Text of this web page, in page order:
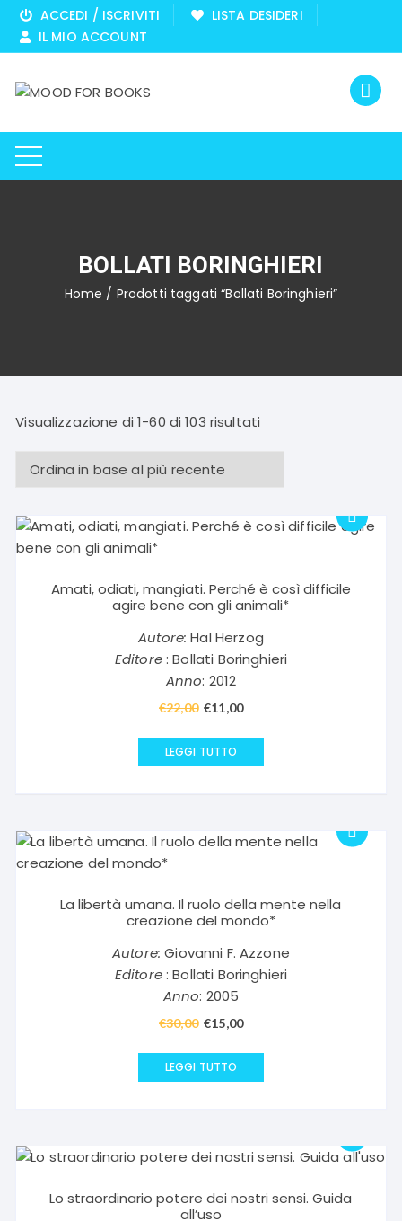
Vai
contenuto
ACCEDI / ISCRIVITI
LISTA DESIDERI
IL MIO ACCOUNT
BOLLATI BORINGHIERI
Home / Prodotti taggati “Bollati Boringhieri”
Visualizzazione di 1-60 di 103 risultati
al
recente
Amati, odiati, mangiati. Perché è così difficile
agire bene con gli animali*
Autore: Hal Herzog
Editore: Bollati Boringhieri
Anno: 2012
€22,00 Il
originale
€11,00Il
LEGGI TUTTO
La libertà umana. Il ruolo della mente nella
creazione del mondo*
Autore: Giovanni F. Azzone
Editore: Bollati Boringhieri
Anno: 2005
€30,00 Il
originale
€15,00Il
LEGGI TUTTO
Lo straordinario potere dei nostri sensi. Guida
all’uso